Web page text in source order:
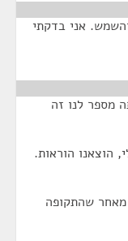
אני בדקתי
מספר לנו זה
הוצאנו הוראות.
שהתקופה